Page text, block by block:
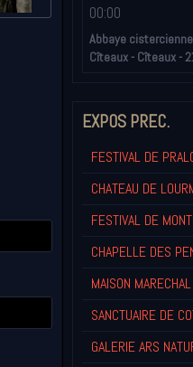
00:00
Abbaye
Cîteaux - Cîteaux -
EXPOS PREC.
FESTIVAL DE
CHATEAU DE
FESTIVAL DE
CHAPELLE DES
MAISON
SANCTUAIRE DE
GALERIE ARS